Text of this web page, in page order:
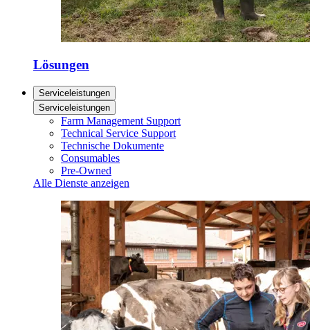
Lösungen
Serviceleistungen
Serviceleistungen
Farm Management Support
Technical Service Support
Technische Dokumente
Consumables
Pre-Owned
Alle Dienste anzeigen